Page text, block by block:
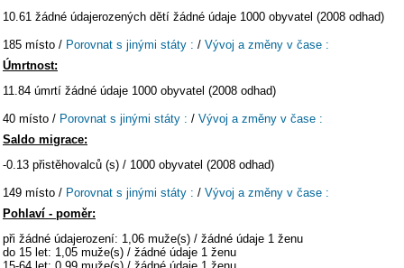
10.61 žádné údajerozených dětí žádné údaje 1000 obyvatel (2008 odhad)
185 místo / Porovnat s jinými státy : / Vývoj a změny v čase :
Úmrtnost:
11.84 úmrtí žádné údaje 1000 obyvatel (2008 odhad)
40 místo / Porovnat s jinými státy : / Vývoj a změny v čase :
Saldo migrace:
-0.13 přistěhovalců (s) / 1000 obyvatel (2008 odhad)
149 místo / Porovnat s jinými státy : / Vývoj a změny v čase :
Pohlaví - poměr:
při žádné údajerození: 1,06 muže(s) / žádné údaje 1 ženu
do 15 let: 1,05 muže(s) / žádné údaje 1 ženu